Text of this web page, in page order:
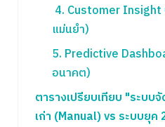
4. Customer Insight
แม่นยำ)
5. Predictive
อนาคต)
ตารางเปรียบเทียบ "ระบบ
เก่า (Manual) vs ระบบยุ